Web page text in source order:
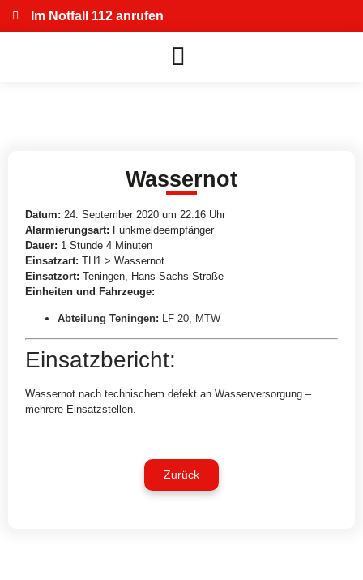
Im Notfall 112 anrufen
Wassernot
Datum: 24. September 2020 um 22:16 Uhr
Alarmierungsart: Funkmeldeempfänger
Dauer: 1 Stunde 4 Minuten
Einsatzart: TH1 > Wassernot
Einsatzort: Teningen, Hans-Sachs-Straße
Einheiten und Fahrzeuge:
Abteilung Teningen: LF 20, MTW
Einsatzbericht:
Wassernot nach technischem defekt an Wasserversorgung –
mehrere Einsatzstellen.
Zurück